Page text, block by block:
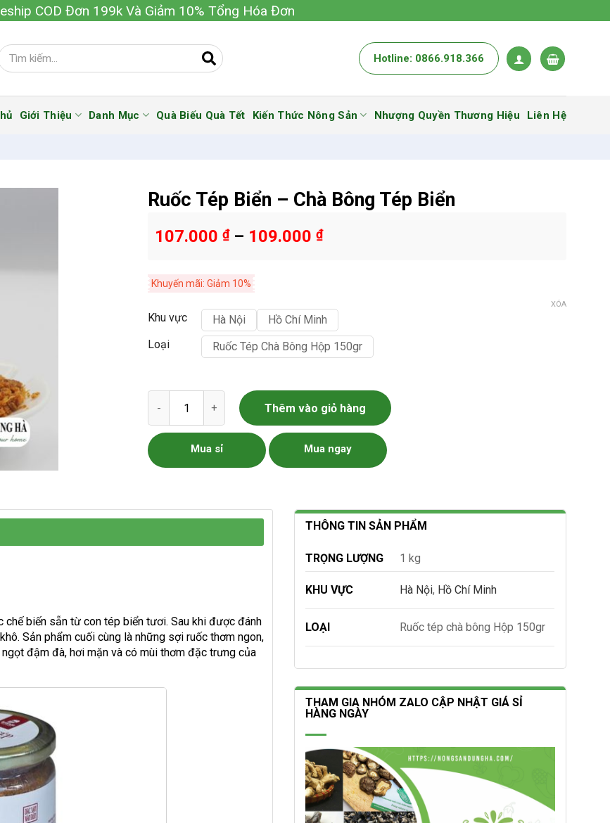
COD Đơn 199k Và Giảm 10% Tổng Hóa Đơn
Hotline: 0866.918.366
Giới Thiệu Danh Mục Quà Biếu Quà Tết Kiến Thức Nông Sản Nhượng Quyền Thương Hiệu Liên Hệ
Ruốc Tép Biển – Chà Bông Tép Biển
107.000 ₫– 109.000 ₫
Khuyến mãi: Giảm 10%
Khu vực Hà Nội
Hồ Chí Minh
Loại
Ruốc Tép Chà Bông Hộp 150gr
XÓA
Ruốc Tép Biển - Chà Bông Tép Biển số lượng
Thêm vào giỏ hàng
Mua sỉ Mua ngay
chế biến sẵn từ con tép biển tươi. Sau khi được đánh
Sản phẩm cuối cùng là những sợi ruốc thơm ngon,
đậm đà, hơi mặn và có mùi thơm đặc trưng của
THÔNG TIN SẢN PHẨM
TRỌNG LƯỢNG 1 kg
KHU VỰC Hà Nội, Hồ Chí Minh
LOẠI Ruốc tép chà bông Hộp 150gr
THAM GIA NHÓM ZALO CẬP NHẬT GIÁ SỈ
HÀNG NGÀY